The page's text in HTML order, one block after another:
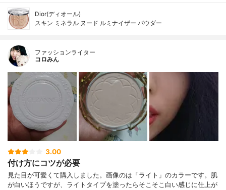
Dior(ディオール)
スキン ミネラル ヌード ルミナイザー パウダー
ファッションライター
コロみん
3.00
付け方にコツが必要
見た目が可愛くて購入しました。画像のは「ライト」のカラーです。肌
が白いほうですが、ライトタイプを塗ったらそこそこ白い感じに仕上が